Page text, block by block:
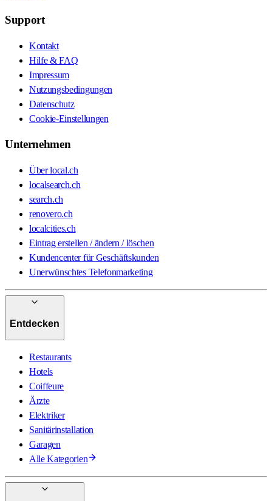
Support
Kontakt
Hilfe & FAQ
Impressum
Nutzungsbedingungen
Datenschutz
Cookie-Einstellungen
Unternehmen
Über local.ch
localsearch.ch
search.ch
renovero.ch
localcities.ch
Eintrag erstellen / ändern / löschen
Kundencenter für Geschäftskunden
Unerwünschtes Telefonmarketing
Entdecken
Restaurants
Hotels
Coiffeure
Ärzte
Elektriker
Sanitärinstallation
Garagen
Alle Kategorien